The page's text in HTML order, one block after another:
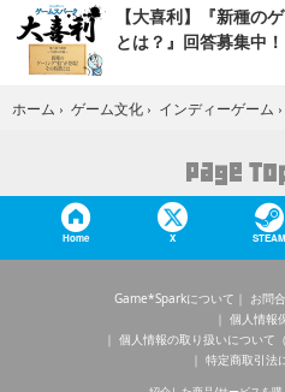
【大喜利】『新種の
とは？』回答募集中！
ホーム › ゲーム文化 › インディーゲーム ›
Home X STEAM
Game*Sparkについて お問
個人情報
個人情報の取り扱いについて
特定商取引法